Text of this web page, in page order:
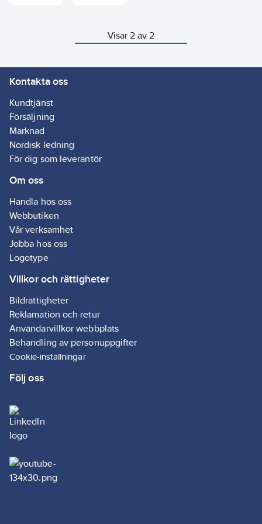
Visar 2 av 2
Kontakta oss
Kundtjänst
Försäljning
Marknad
Nordisk ledning
För dig som leverantör
Om oss
Handla hos oss
Webbutiken
Vår verksamhet
Jobba hos oss
Logotype
Villkor och rättigheter
Bildrättigheter
Reklamation och retur
Användarvillkor webbplats
Behandling av personuppgifter
Cookie-inställningar
Följ oss